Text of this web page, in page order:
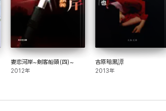
妻恋河岸~剣客船頭(四)~
2012年
吉原暗黒譚
2013年